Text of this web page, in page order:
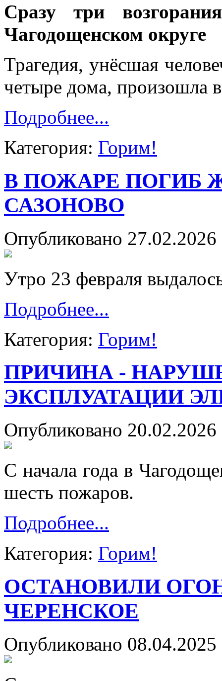
Сразу три
Чагодощенском округе
Трагедия, унёсшая
четыре дома, произошла
Подробнее...
Категория: Горим!
В ПОЖАРЕ ПОГИБ
САЗОНОВО
Опубликовано
Утро 23 февраля
Подробнее...
Категория: Горим!
ПРИЧИНА -
ЭКСПЛУАТАЦИИ
Опубликовано
С начала года в
шесть пожаров.
Подробнее...
Категория: Горим!
ОСТАНОВИЛИ
ЧЕРЕНСКОЕ
Опубликовано